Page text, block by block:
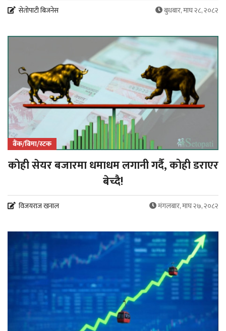
सेतोपाटी बिजनेस बुधबार, माघ २८, २०८२
बैंक/बिमा/स्टक
कोही सेयर बजारमा धमाधम लगानी गर्दै, कोही डराएर
बेच्दै!
विजयराज खनाल मंगलबार, माघ २७, २०८२